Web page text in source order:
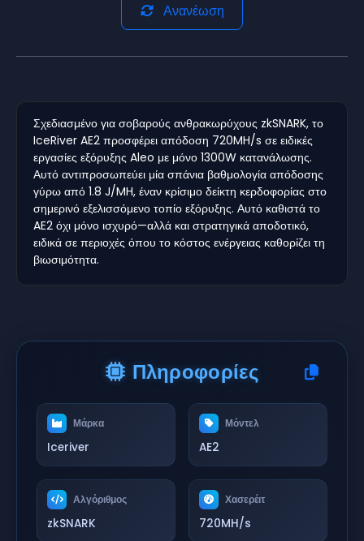
Ανανέωση
Σχεδιασμένο για σοβαρούς ανθρακωρύχους zkSNARK, το
IceRiver AE2 προσφέρει απόδοση 720MH/s σε ειδικές
εργασίες εξόρυξης Aleo με μόνο 1300W κατανάλωσης.
Αυτό αντιπροσωπεύει μία σπάνια βαθμολογία απόδοσης
γύρω από 1.8 J/MH, έναν κρίσιμο δείκτη κερδοφορίας στο
σημερινό εξελισσόμενο τοπίο εξόρυξης. Αυτό καθιστά το
AE2 όχι μόνο ισχυρό—αλλά και στρατηγικά αποδοτικό,
ειδικά σε περιοχές όπου το κόστος ενέργειας καθορίζει τη
βιωσιμότητα.
Πληροφορίες
Μάρκα
Iceriver
Μόντελ
AE2
Αλγόριθμος
zkSNARK
Χασερέιτ
720MH/s